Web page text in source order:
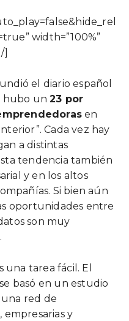
width=”100%”
el diario español
hubo un23 por
en
Cada vez hay
a distintas
tendencia también
y en los altos
Si bien aún
oportunidades entre
son muy
tarea fácil. El
basó en un estudio
una red de
y